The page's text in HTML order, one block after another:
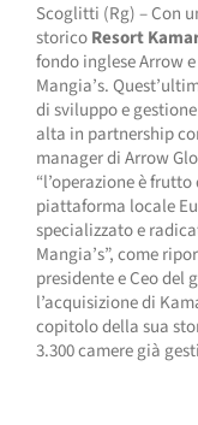
Scoglitti (Rg) – Con
storicoResort
fondo inglese Arrow
Mangia’s.
di sviluppo e
alta in partnership
manager di Arrow
“l’operazione è
piattaforma locale
specializzato e
Mangia’s”, come
presidente e Ceo del
l’acquisizione di
copitolo della sua
3.300 camere già